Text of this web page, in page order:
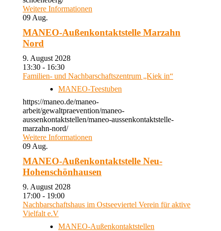
Weitere Informationen
09 Aug.
MANEO-Außenkontaktstelle Marzahn
Nord
9. August 2028
13:30 - 16:30
Familien- und Nachbarschaftszentrum „Kiek in“
MANEO-Teestuben
https://maneo.de/maneo-
arbeit/gewaltpraevention/maneo-
aussenkontaktstellen/maneo-aussenkontaktstelle-
marzahn-nord/
Weitere Informationen
09 Aug.
MANEO-Außenkontaktstelle Neu-
Hohenschönhausen
9. August 2028
17:00 - 19:00
Nachbarschaftshaus im Ostseeviertel Verein für aktive
Vielfalt e.V
MANEO-Außenkontaktstellen